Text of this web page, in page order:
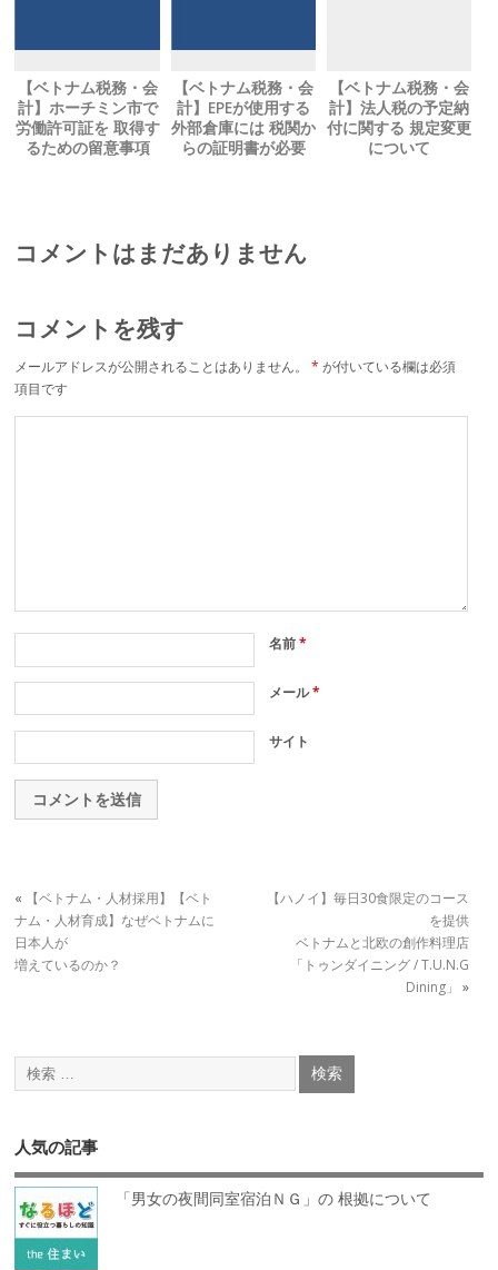
【ベトナム税務・会
計】ホーチミン市で
労働許可証を 取得す
るための留意事項
【ベトナム税務・会
計】EPEが使用する
外部倉庫には 税関か
らの証明書が必要
【ベトナム税務・会
計】法人税の予定納
付に関する 規定変更
について
コメントはまだありません
コメントを残す
メールアドレスが公開されることはありません。 * が付いている欄は必須
項目です
名前*
メール*
サイト
«
【ベトナム・人材採用】【ベト
ナム・人材育成】なぜベトナムに
日本人が
増えているのか？
【ハノイ】毎日30食限定のコース
を提供
ベトナムと北欧の創作料理店
「トゥンダイニング / T.U.N.G
Dining」 »
人気の記事
「男女の夜間同室宿泊ＮＧ」の 根拠について